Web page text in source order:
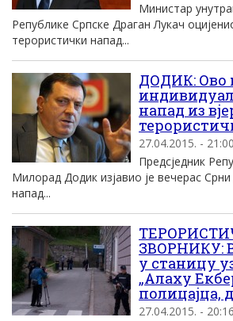
Министар
Републике Српске Драган Лукач
терористички напад...
ДОДИК: Ово
напад из
27.04.2015. - 21:00
Предсједник
Милорад Додик изјавио је вечерас Срни
напад...
ЗВОРНИКУ:
у станицу
„Алаху
полицајца,
27.04.2015. - 20:16